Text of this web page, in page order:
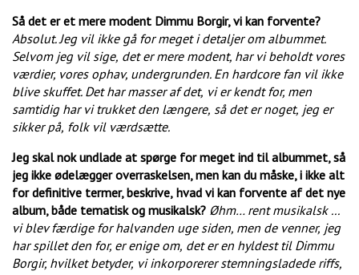
Så det er et mere modent Dimmu Borgir, vi kan forvente?
Absolut. Jeg vil ikke gå for meget i detaljer om albummet.
Selvom jeg vil sige, det er mere modent, har vi beholdt vores
værdier, vores ophav, undergrunden. En hardcore fan vil ikke
blive skuffet. Det har masser af det, vi er kendt for, men
samtidig har vi trukket den længere, så det er noget, jeg er
sikker på, folk vil værdsætte.
Jeg skal nok undlade at spørge for meget ind til albummet, så
jeg ikke ødelægger overraskelsen, men kan du måske, i ikke alt
for definitive termer, beskrive, hvad vi kan forvente af det nye
album, både tematisk og musikalsk? Øhm… rent musikalsk ...
vi blev færdige for halvanden uge siden, men de venner, jeg
har spillet den for, er enige om, det er en hyldest til Dimmu
Borgir, hvilket betyder, vi inkorporerer stemningsladede riffs,